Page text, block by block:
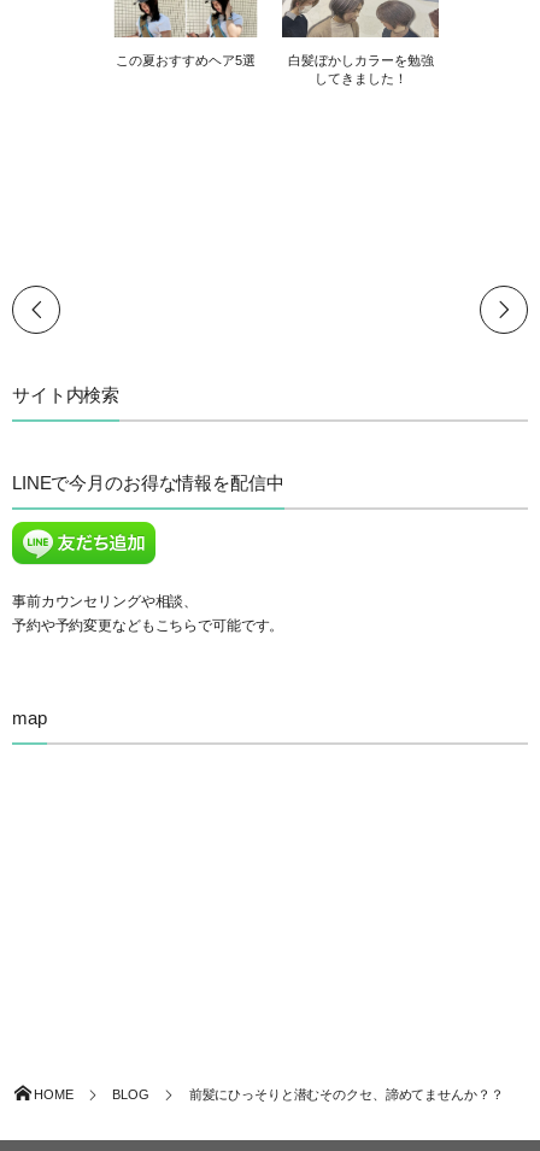
この夏おすすめヘア5選
白髪ぼかしカラーを勉強
してきました！
サイト内検索
LINEで今月のお得な情報を配信中
事前カウンセリングや相談、
予約や予約変更などもこちらで可能です。
map
HOME BLOG 前髪にひっそりと潜むそのクセ、諦めてませんか？？